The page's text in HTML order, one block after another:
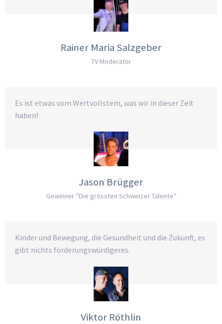
Rainer Maria Salzgeber
TV Moderator
Es ist etwas vom Wertvollstem, was wir in dieser Zeit
haben!
Jason Brügger
Gewinner "Die grössten Schweizer Talente"
Kinder und Bewegung, die Gesundheit und die Zukunft, es
gibt nichts förderungswürdigeres.
Viktor Röthlin